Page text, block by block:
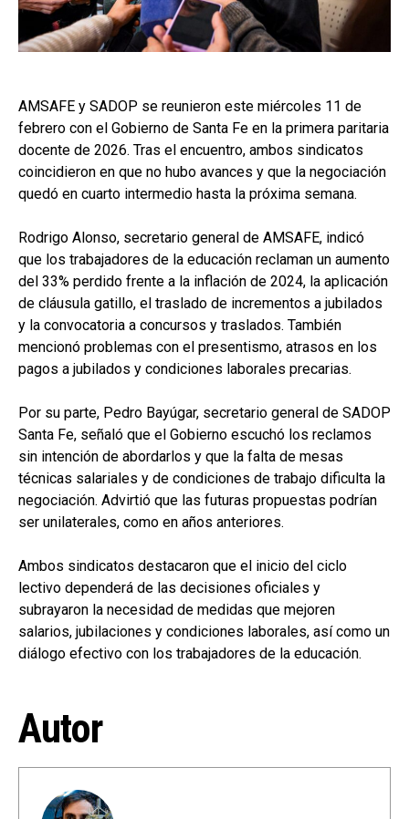
AMSAFE y SADOP se reunieron este miércoles 11 de
febrero con el Gobierno de Santa Fe en la primera paritaria
docente de 2026. Tras el encuentro, ambos sindicatos
coincidieron en que no hubo avances y que la negociación
quedó en cuarto intermedio hasta la próxima semana.
Rodrigo Alonso, secretario general de AMSAFE, indicó
que los trabajadores de la educación reclaman un aumento
del 33% perdido frente a la inflación de 2024, la aplicación
de cláusula gatillo, el traslado de incrementos a jubilados
y la convocatoria a concursos y traslados. También
mencionó problemas con el presentismo, atrasos en los
pagos a jubilados y condiciones laborales precarias.
Por su parte, Pedro Bayúgar, secretario general de SADOP
Santa Fe, señaló que el Gobierno escuchó los reclamos
sin intención de abordarlos y que la falta de mesas
técnicas salariales y de condiciones de trabajo dificulta la
negociación. Advirtió que las futuras propuestas podrían
ser unilaterales, como en años anteriores.
Ambos sindicatos destacaron que el inicio del ciclo
lectivo dependerá de las decisiones oficiales y
subrayaron la necesidad de medidas que mejoren
salarios, jubilaciones y condiciones laborales, así como un
diálogo efectivo con los trabajadores de la educación.
Autor